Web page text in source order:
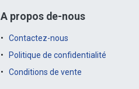
A propos de-nous
Contactez-nous
Politique de confidentialité
Conditions de vente